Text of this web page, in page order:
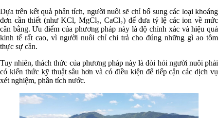
Dựa trên kết quả phân tích, người nuôi sẽ chỉ bổ sung các loại khoáng
đơn cần thiết (như KCl, MgCl₂, CaCl₂) để đưa tỷ lệ các ion về mức
cân bằng. Ưu điểm của phương pháp này là độ chính xác và hiệu quả
kinh tế rất cao, vì người nuôi chỉ chi trả cho đúng những gì ao tôm
thực sự cần.
Tuy nhiên, thách thức của phương pháp này là đòi hỏi người nuôi phải
có kiến thức kỹ thuật sâu hơn và có điều kiện để tiếp cận các dịch vụ
xét nghiệm, phân tích nước.